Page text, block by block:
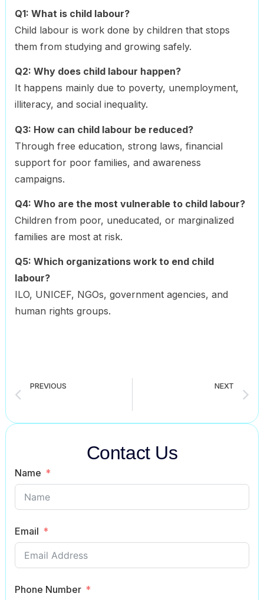
Q1: What is child labour?
Child labour is work done by children that stops
them from studying and growing safely.
Q2: Why does child labour happen?
It happens mainly due to poverty, unemployment,
illiteracy, and social inequality.
Q3: How can child labour be reduced?
Through free education, strong laws, financial
support for poor families, and awareness
campaigns.
Q4: Who are the most vulnerable to child labour?
Children from poor, uneducated, or marginalized
families are most at risk.
Q5: Which organizations work to end child
labour?
ILO, UNICEF, NGOs, government agencies, and
human rights groups.
PREVIOUS NEXT
Contact Us
Name
Email
Phone Number